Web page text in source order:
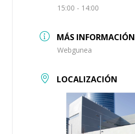
15:00 - 14:00
MÁS INFORMACIÓN
Webgunea
LOCALIZACIÓN